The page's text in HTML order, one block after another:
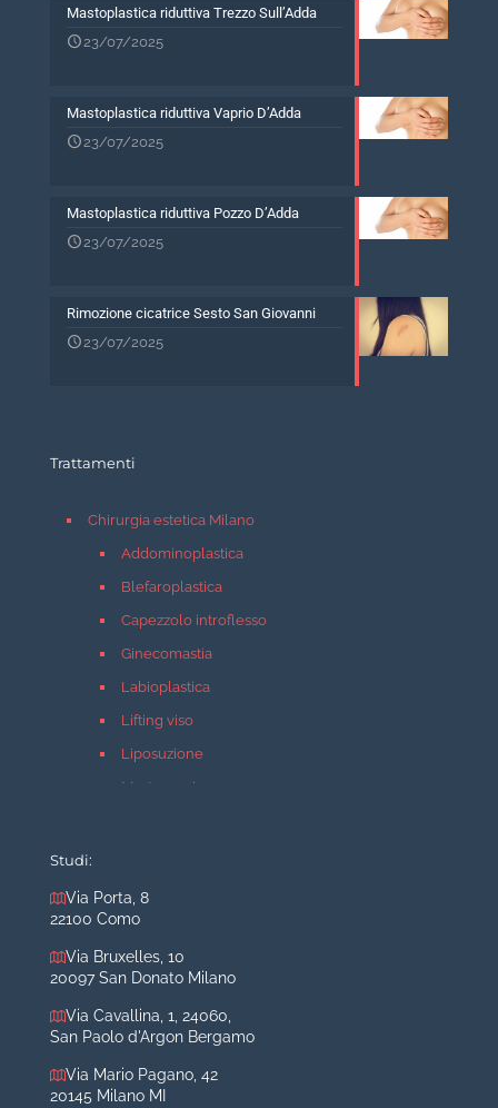
Mastoplastica riduttiva Trezzo Sull’Adda
23/07/2025
Mastoplastica riduttiva Vaprio D’Adda
23/07/2025
Mastoplastica riduttiva Pozzo D’Adda
23/07/2025
Rimozione cicatrice Sesto San Giovanni
23/07/2025
Trattamenti
Chirurgia estetica Milano
Addominoplastica
Blefaroplastica
Capezzolo introflesso
Ginecomastia
Labioplastica
Lifting viso
Liposuzione
Mastopessi
Rinoplastica
Medicina estetica Milano
Acido ialuronico viso
Aumento labbra
Filler
Studi:
Via Porta, 8
22100 Como
Via Bruxelles, 10
20097 San Donato Milano
Via Cavallina, 1, 24060,
San Paolo d'Argon Bergamo
Via Mario Pagano, 42
20145 Milano MI